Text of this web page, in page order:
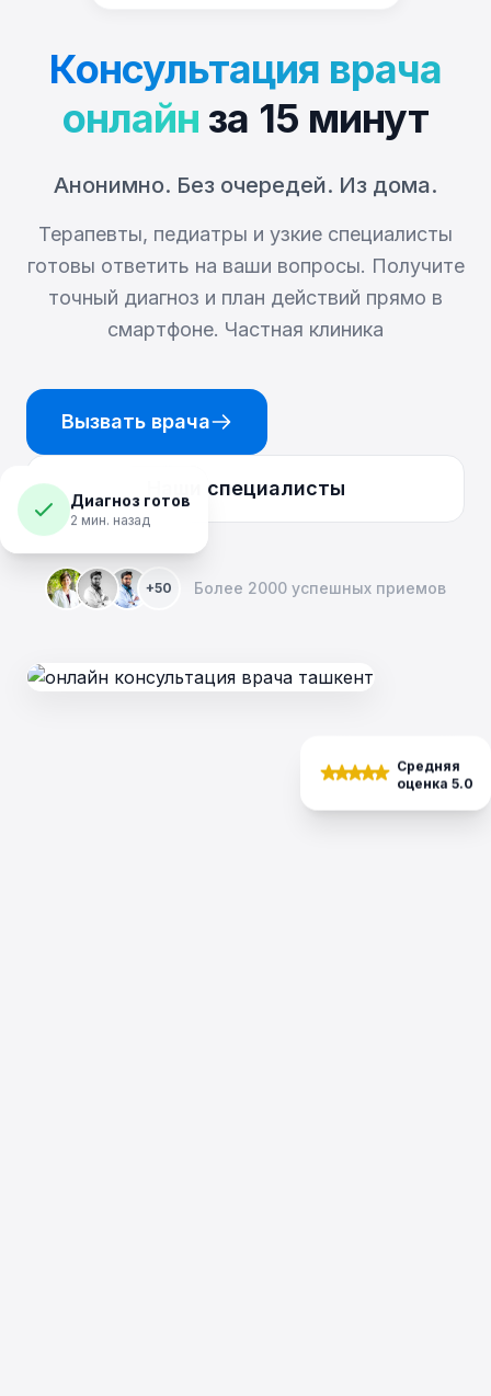
Консультация врача
онлайн за 15 минут
Анонимно. Без очередей. Из дома.
Терапевты, педиатры и узкие специалисты
готовы ответить на ваши вопросы. Получите
точный диагноз и план действий прямо в
смартфоне. Частная клиника
Вызвать врача
Наши специалисты
+50 Более 2000 успешных приемов
Диагноз готов
2 мин. назад
Средняя
оценка 5.0